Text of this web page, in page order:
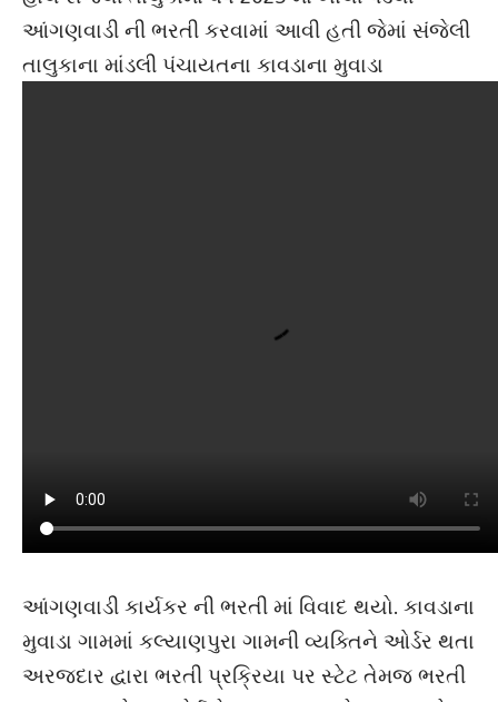
આવે તેવું ભાગ્ય જ ગુજરાતમાં આજકાલ જોવા મળે છે.
હાલ સંજેલી તાલુકામાં વર્ષ 2025 માં ખાલી પડેલી
આંગણવાડી ની ભરતી કરવામાં આવી હતી જેમાં સંજેલી